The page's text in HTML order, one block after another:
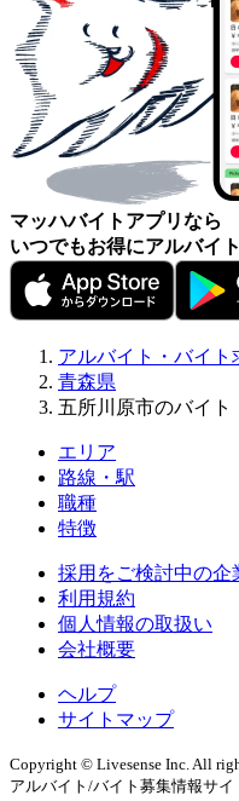
マッハバイトアプリなら
いつでもお得にアルバイ
アルバイト・バイト
青森県
五所川原市のバイト
エリア
路線・駅
職種
特徴
採用をご検討中の企
利用規約
個人情報の取扱い
会社概要
ヘルプ
サイトマップ
Copyright © Livesense Inc. All
アルバイト/バイト募集情報サイ